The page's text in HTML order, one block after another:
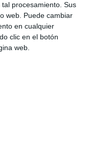
procesamiento. Sus
web. Puede cambiar
en cualquier
clic en el botón
web.
el ahorro de las
retos para el seguro
se considera hecho